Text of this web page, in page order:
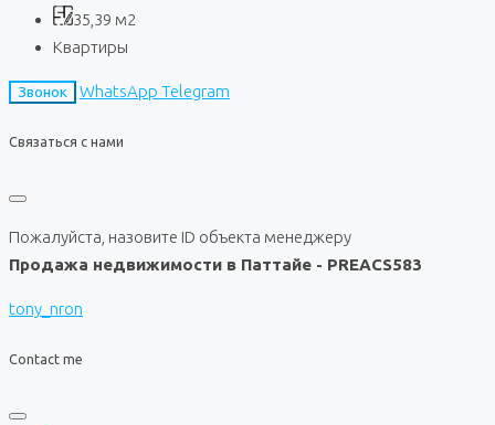
35,39 м2
Квартиры
Звонок WhatsApp Telegram
Связаться с нами
Пожалуйста, назовите ID объекта менеджеру
Продажа недвижимости в Паттайе - PREACS583
tony_nron
Contact me